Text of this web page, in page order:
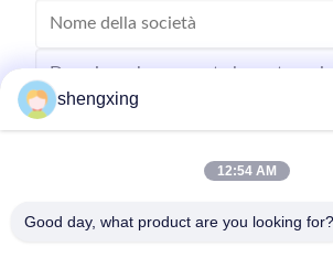
shengxing
12:54 AM
Good day, what product are you looking for?